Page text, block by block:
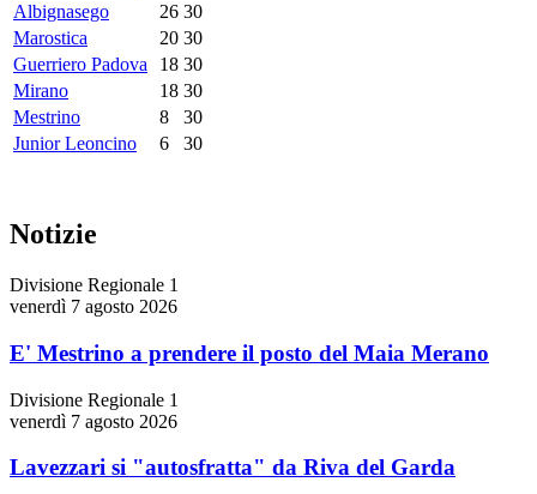
Albignasego
26 30
Marostica
20 30
Guerriero Padova
18 30
Mirano
18 30
Mestrino
8
30
Junior Leoncino
6 30
Notizie
Divisione Regionale 1
venerdì 7 agosto 2026
E' Mestrino a prendere il posto del Maia Merano
Divisione Regionale 1
venerdì 7 agosto 2026
Lavezzari si "autosfratta" da Riva del Garda